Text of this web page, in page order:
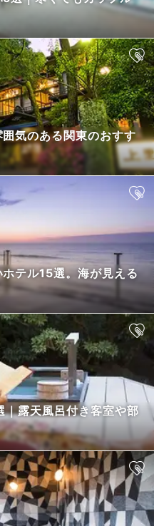
気のある関東のおすす
ホテル15選。海が見える
｜露天風呂付き客室や部